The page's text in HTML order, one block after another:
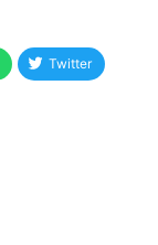
Twitter